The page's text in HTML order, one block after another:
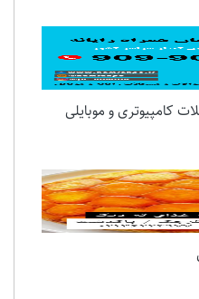
کامپیوتری و موبایلی